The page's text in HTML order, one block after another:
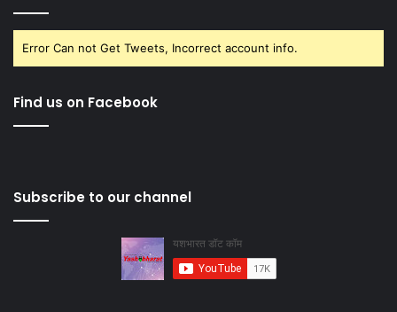
Error Can not Get Tweets, Incorrect account info.
Find us on Facebook
Subscribe to our channel